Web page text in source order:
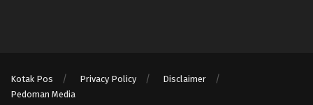
Kotak Pos Privacy Policy
Disclaimer
Pedoman Media